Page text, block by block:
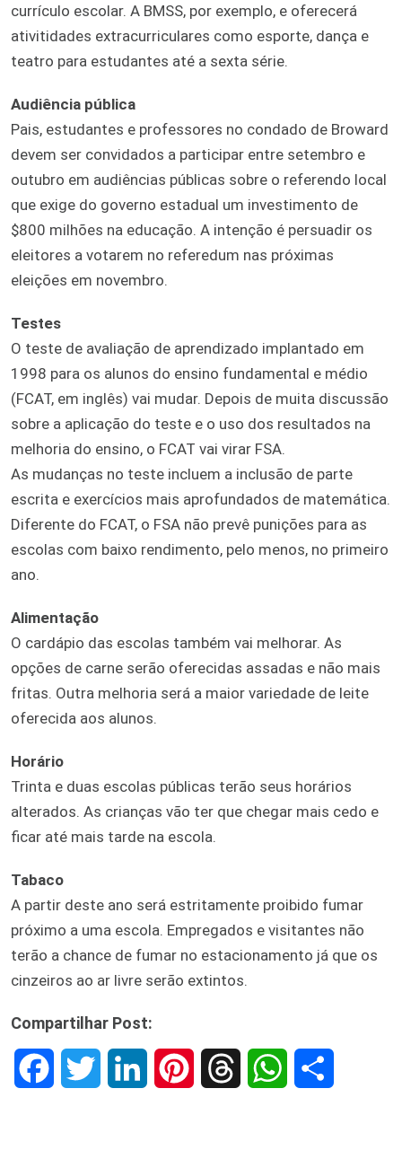
currículo escolar. A BMSS, por exemplo, e oferecerá
ativitidades extracurriculares como esporte, dança e
teatro para estudantes até a sexta série.
Audiência pública
Pais, estudantes e professores no condado de Broward
devem ser convidados a participar entre setembro e
outubro em audiências públicas sobre o referendo local
que exige do governo estadual um investimento de
$800 milhões na educação. A intenção é persuadir os
eleitores a votarem no referedum nas próximas
eleições em novembro.
Testes
O teste de avaliação de aprendizado implantado em
1998 para os alunos do ensino fundamental e médio
(FCAT, em inglês) vai mudar. Depois de muita discussão
sobre a aplicação do teste e o uso dos resultados na
melhoria do ensino, o FCAT vai virar FSA.
As mudanças no teste incluem a inclusão de parte
escrita e exercícios mais aprofundados de matemática.
Diferente do FCAT, o FSA não prevê punições para as
escolas com baixo rendimento, pelo menos, no primeiro
ano.
Alimentação
O cardápio das escolas também vai melhorar. As
opções de carne serão oferecidas assadas e não mais
fritas. Outra melhoria será a maior variedade de leite
oferecida aos alunos.
Horário
Trinta e duas escolas públicas terão seus horários
alterados. As crianças vão ter que chegar mais cedo e
ficar até mais tarde na escola.
Tabaco
A partir deste ano será estritamente proibido fumar
próximo a uma escola. Empregados e visitantes não
terão a chance de fumar no estacionamento já que os
cinzeiros ao ar livre serão extintos.
Compartilhar Post: